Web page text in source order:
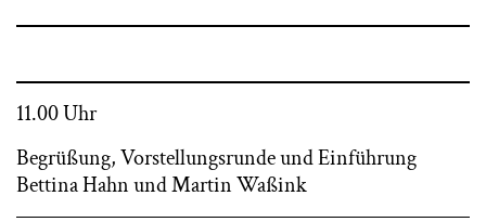
11.00 Uhr
Begrüßung, Vorstellungsrunde und Einführung
Bettina Hahn und Martin Waßink